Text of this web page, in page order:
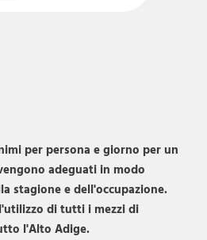
per persona e giorno per un
adeguati in modo
stagione e dell'occupazione.
di tutti i mezzi di
l'Alto Adige.